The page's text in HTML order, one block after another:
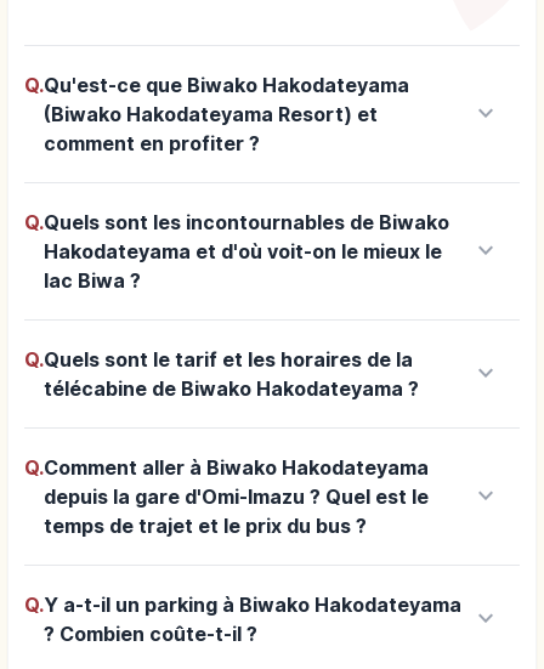
Q.Qu'est-ce que Biwako Hakodateyama
(Biwako Hakodateyama Resort) et
comment en profiter ?
keyboard_arrow_down
Q.Quels sont les incontournables de Biwako
Hakodateyama et d'où voit-on le mieux le
lac Biwa ?
keyboard_arrow_down
Q.Quels sont le tarif et les horaires de la
télécabine de Biwako Hakodateyama ?
keyboard_arrow_down
Q.Comment aller à Biwako Hakodateyama
depuis la gare d'Omi-Imazu ? Quel est le
temps de trajet et le prix du bus ?
keyboard_arrow_down
Q.Y a-t-il un parking à Biwako Hakodateyama
? Combien coûte-t-il ?
keyboard_arrow_down